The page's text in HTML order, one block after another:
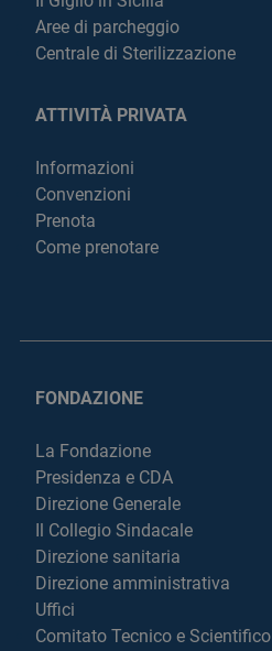
Aree di parcheggio
Centrale di Sterilizzazione
ATTIVITÀ PRIVATA
Informazioni
Convenzioni
Prenota
Come prenotare
FONDAZIONE
La Fondazione
Presidenza e CDA
Direzione Generale
Il Collegio Sindacale
Direzione sanitaria
Direzione amministrativa
Uffici
Comitato Tecnico e Scientifico